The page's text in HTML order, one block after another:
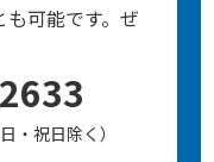
可能です。ぜ
・祝日除く）